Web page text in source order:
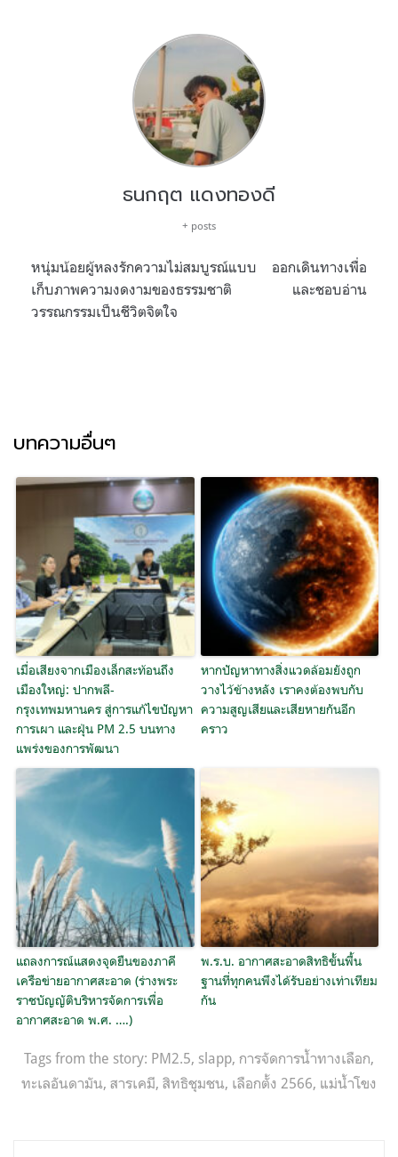
ธนกฤต แดงทองดี
+ posts
หนุ่มน้อยผู้หลงรักความไม่สมบูรณ์แบบ ออกเดินทางเพื่อ
เก็บภาพความงดงามของธรรมชาติ และชอบอ่าน
วรรณกรรมเป็นชีวิตจิตใจ
บทความอื่นๆ
เมื่อเสียงจากเมืองเล็กสะท้อนถึง
เมืองใหญ่: ปากพลี-
กรุงเทพมหานคร สู่การแก้ไขปัญหา
การเผา และฝุ่น PM 2.5 บนทาง
แพร่งของการพัฒนา
หากปัญหาทางสิ่งแวดล้อมยังถูก
วางไว้ข้างหลัง เราคงต้องพบกับ
ความสูญเสียและเสียหายกันอีก
คราว
แถลงการณ์แสดงจุดยืนของภาคี
เครือข่ายอากาศสะอาด (ร่างพระ
ราชบัญญัติบริหารจัดการเพื่อ
อากาศสะอาด พ.ศ. ….)
พ.ร.บ. อากาศสะอาดสิทธิขั้นพื้น
ฐานที่ทุกคนพึงได้รับอย่างเท่าเทียม
กัน
Tags from the story: PM2.5, slapp, การจัดการน้ำทางเลือก,
ทะเลอันดามัน, สารเคมี, สิทธิชุมชน, เลือกตั้ง 2566, แม่น้ำโขง